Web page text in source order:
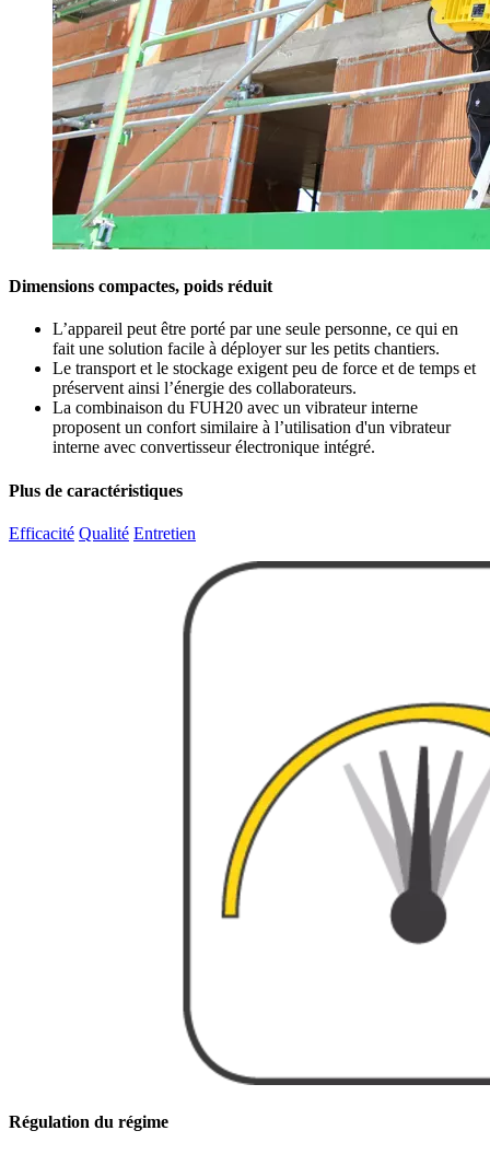
Dimensions compactes, poids réduit
L’appareil peut être porté par une seule personne, ce qui en
fait une solution facile à déployer sur les petits chantiers.
Le transport et le stockage exigent peu de force et de temps et
préservent ainsi l’énergie des collaborateurs.
La combinaison du FUH20 avec un vibrateur interne
proposent un confort similaire à l’utilisation d'un vibrateur
interne avec convertisseur électronique intégré.
Plus de caractéristiques
Efficacité Qualité Entretien
Régulation du régime